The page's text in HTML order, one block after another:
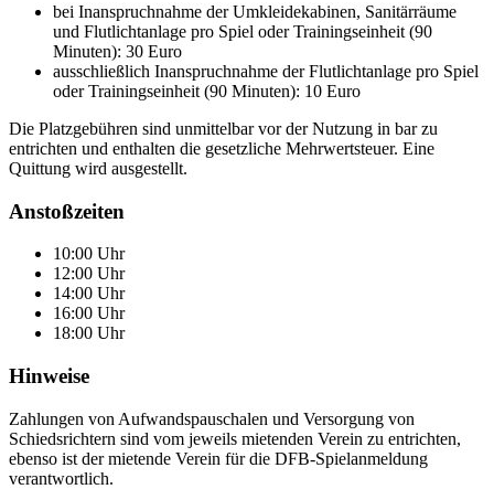
bei Inanspruchnahme der Umkleidekabinen, Sanitärräume
und Flutlichtanlage pro Spiel oder Trainingseinheit (90
Minuten): 30 Euro
ausschließlich Inanspruchnahme der Flutlichtanlage pro Spiel
oder Trainingseinheit (90 Minuten): 10 Euro
Die Platzgebühren sind unmittelbar vor der Nutzung in bar zu
entrichten und enthalten die gesetzliche Mehrwertsteuer. Eine
Quittung wird ausgestellt.
Anstoßzeiten
10:00 Uhr
12:00 Uhr
14:00 Uhr
16:00 Uhr
18:00 Uhr
Hinweise
Zahlungen von Aufwandspauschalen und Versorgung von
Schiedsrichtern sind vom jeweils mietenden Verein zu entrichten,
ebenso ist der mietende Verein für die DFB-Spielanmeldung
verantwortlich.